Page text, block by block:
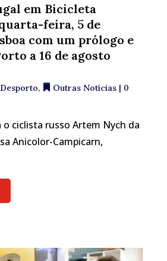
em Bicicleta
feira, 5 de
com um prólogo e
a 16 de agosto
Desporto, Outras Notícias | 0
ciclista russo Artem Nych da
Anicolor-Campicarn,